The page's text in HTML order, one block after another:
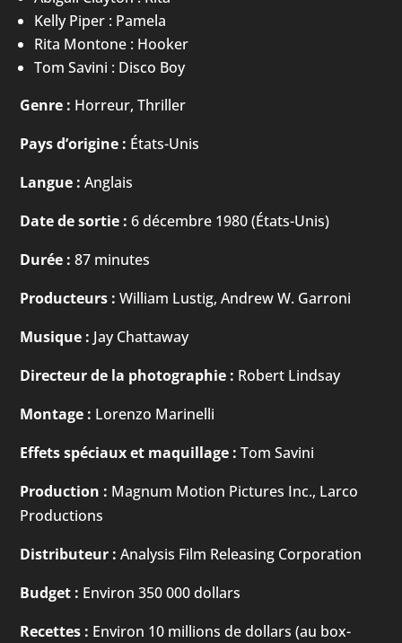
Kelly Piper : Pamela
Rita Montone : Hooker
Tom Savini : Disco Boy
Genre : Horreur, Thriller
Pays d’origine : États-Unis
Langue : Anglais
Date de sortie : 6 décembre 1980 (États-Unis)
Durée : 87 minutes
Producteurs : William Lustig, Andrew W. Garroni
Musique : Jay Chattaway
Directeur de la photographie : Robert Lindsay
Montage : Lorenzo Marinelli
Effets spéciaux et maquillage : Tom Savini
Production : Magnum Motion Pictures Inc., Larco
Productions
Distributeur : Analysis Film Releasing Corporation
Budget : Environ 350 000 dollars
Recettes : Environ 10 millions de dollars (au box-